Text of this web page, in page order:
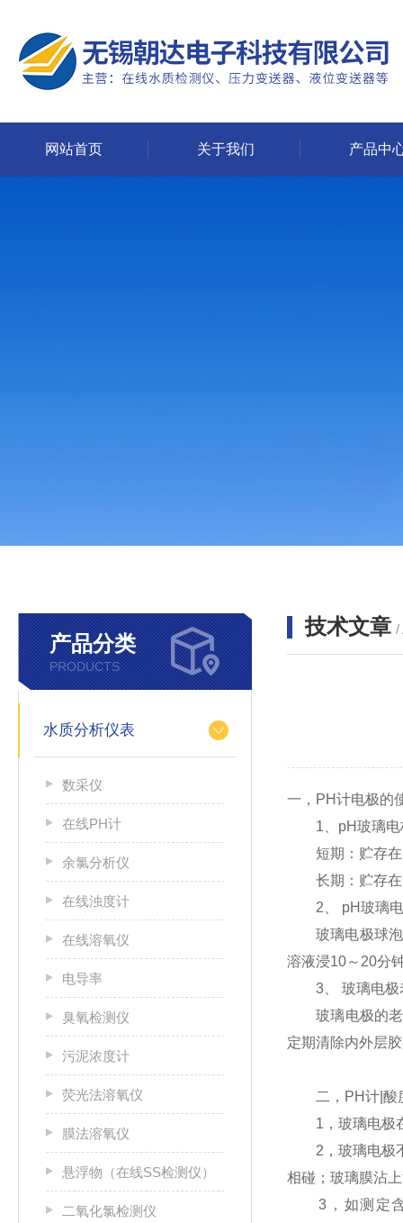
网站首页 关于我们 产品中
产品分类
PRODUCTS
水质分析仪表
数采仪
在线PH计
余氯分析仪
在线浊度计
在线溶氧仪
电导率
臭氧检测仪
污泥浓度计
荧光法溶氧仪
膜法溶氧仪
悬浮物（在线SS检测仪）
二氧化氯检测仪
技术文章 /
一，PH计电极的
1、 pH玻璃电
短期：贮存在
长期：贮存在
2、 pH玻璃
玻璃电极球泡
溶液浸10～20分
3、 玻璃电极
玻璃电极的老
定期清除内外层
二，PH计|酸
1，玻璃电极在
2，玻璃电极不
相碰；玻璃膜沾
3，如测定含